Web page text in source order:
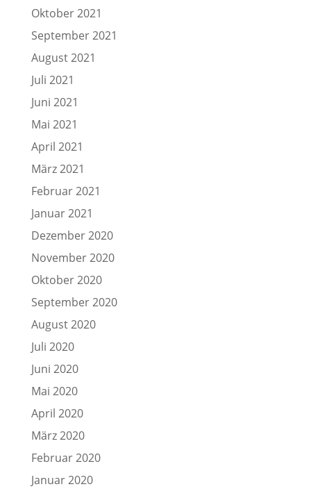
Oktober 2021
September 2021
August 2021
Juli 2021
Juni 2021
Mai 2021
April 2021
März 2021
Februar 2021
Januar 2021
Dezember 2020
November 2020
Oktober 2020
September 2020
August 2020
Juli 2020
Juni 2020
Mai 2020
April 2020
März 2020
Februar 2020
Januar 2020